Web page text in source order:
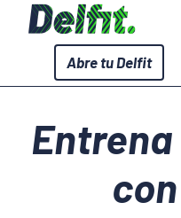
Saltar
contenido
Sobre Delfit
Servicios
Wellness Corporativo
Abre tu Delfit
Entrena